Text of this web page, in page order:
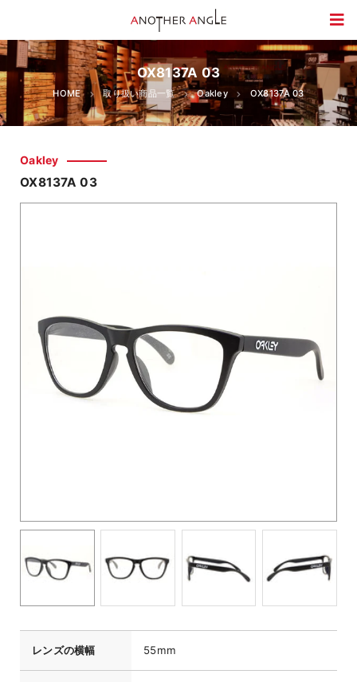
OX8137A 03
HOME 取り扱い商品一覧 Oakley OX8137A 03
Oakley
OX8137A 03
レンズの横幅 55mm